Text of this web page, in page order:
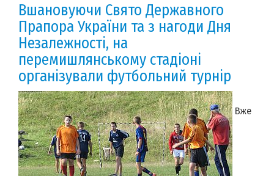
Вшановуючи Свято Державного
Прапора України та з нагоди Дня
Незалежності, на
перемишлянському стадіоні
організували футбольний турнір
Вже